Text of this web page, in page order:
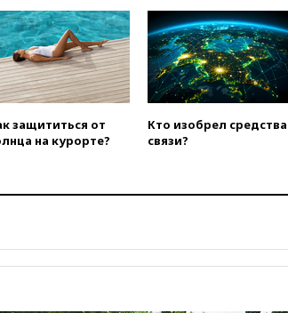
загорелся после падения
обломков дрона
08:57
Собянин сообщил о
девяти БПЛА, сбитых на
подлете к Москве
400 БПЛА над российскими
регионами
крупнейшим поставщиком
авиатоплива в Европу
защититься от
на курорте?
Кто изобрел средства
связи?